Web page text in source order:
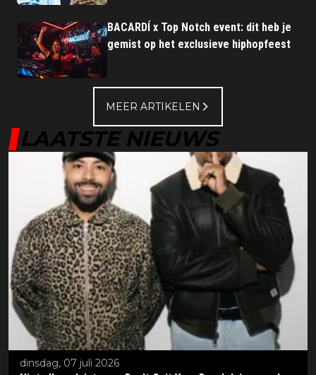
BACARDÍ x Top Notch event: dit heb je
gemist op het exclusieve hiphopfeest
MEER ARTIKELEN
LAATSTE NIEUWS
dinsdag, 07 juli 2026